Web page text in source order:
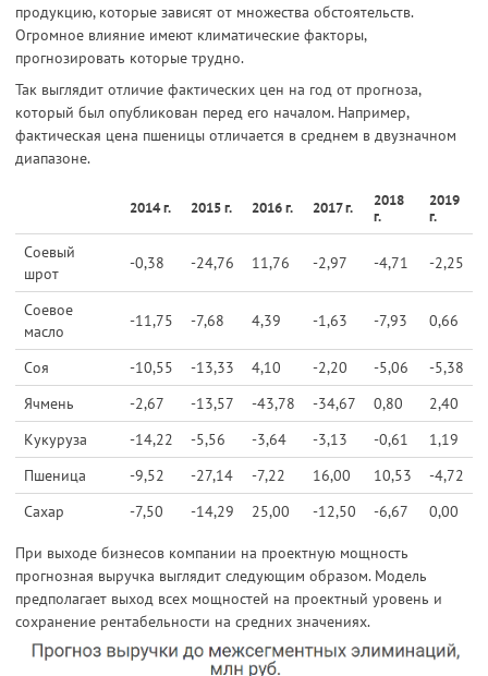
продукцию, которые зависят от множества обстоятельств.
Огромное влияние имеют климатические факторы,
прогнозировать которые трудно.
Так выглядит отличие фактических цен на год от прогноза,
который был опубликован перед его началом. Например,
фактическая цена пшеницы отличается в среднем в двузначном
диапазоне.
2014 г. 2015 г. 2016 г. 2017 г.
2018
г.
2019
г.
Соевый
шрот
-0,38 -24,76 11,76 -2,97 -4,71 -2,25
Соевое
масло
-11,75 -7,68 4,39 -1,63 -7,93 0,66
Соя -10,55 -13,33 4,10 -2,20 -5,06
-5,38
Ячмень
-2,67 -13,57 -43,78 -34,67 0,80
2,40
Кукуруза
-14,22 -5,56 -3,64 -3,13 -0,61
1,19
Пшеница
-9,52 -27,14 -7,22 16,00 10,53
-4,72
Сахар
-7,50 -14,29 25,00 -12,50 -6,67 0,00
При выходе бизнесов компании на проектную мощность
прогнозная выручка выглядит следующим образом. Модель
предполагает выход всех мощностей на проектный уровень и
сохранение рентабельности на средних значениях.